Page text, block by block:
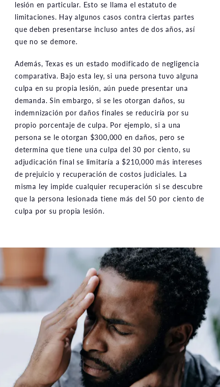
lesión en particular. Esto se llama el estatuto de
limitaciones. Hay algunos casos contra ciertas partes
que deben presentarse incluso antes de dos años, así
que no se demore.
Además, Texas es un estado modificado de negligencia
comparativa. Bajo esta ley, si una persona tuvo alguna
culpa en su propia lesión, aún puede presentar una
demanda. Sin embargo, si se les otorgan daños, su
indemnización por daños finales se reduciría por su
propio porcentaje de culpa. Por ejemplo, si a una
persona se le otorgan $300,000 en daños, pero se
determina que tiene una culpa del 30 por ciento, su
adjudicación final se limitaría a $210,000 más intereses
de prejuicio y recuperación de costos judiciales. La
misma ley impide cualquier recuperación si se descubre
que la persona lesionada tiene más del 50 por ciento de
culpa por su propia lesión.